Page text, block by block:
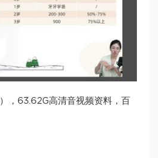
，63.62G高清音视频资料，百